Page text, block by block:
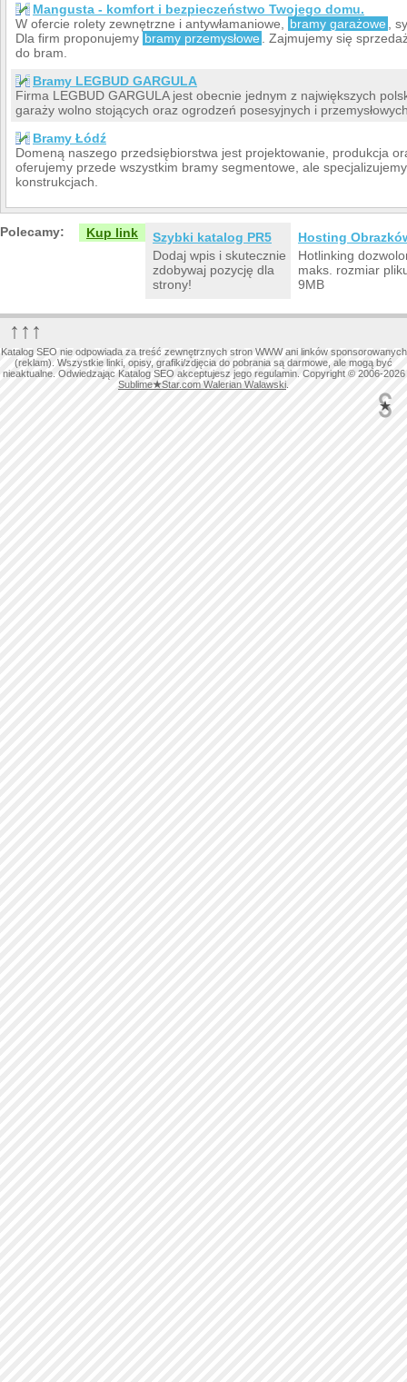
Mangusta - komfort i bezpieczeństwo Twojego domu.
W ofercie rolety zewnętrzne i antywłamaniowe,
bramy garażowe
,
Dla firm proponujemy bramy przemysłowe
. Zajmujemy się
do bram.
Bramy LEGBUD GARGULA
Firma LEGBUD GARGULA jest obecnie jednym z największych
garaży wolno stojących oraz ogrodzeń posesyjnych i
Bramy Łódź
Domeną naszego przedsiębiorstwa jest projektowanie, produkcja
oferujemy przede wszystkim bramy segmentowe, ale
konstrukcjach.
Polecamy: Kup link
Szybki katalog PR5
Dodaj wpis i skutecznie
zdobywaj pozycję dla
strony!
Hosting
Hotlinking
maks. rozmiar
9MB
↑↑↑
Katalog SEO nie odpowiada za treść zewnętrznych stron WWW ani linków sponsorowanych
(reklam). Wszystkie linki, opisy, grafiki/zdjęcia do pobrania są darmowe, ale mogą być
nieaktualne. Odwiedzając Katalog SEO akceptujesz jego regulamin. Copyright © 2006-2026
Sublime★Star.com Walerian Walawski